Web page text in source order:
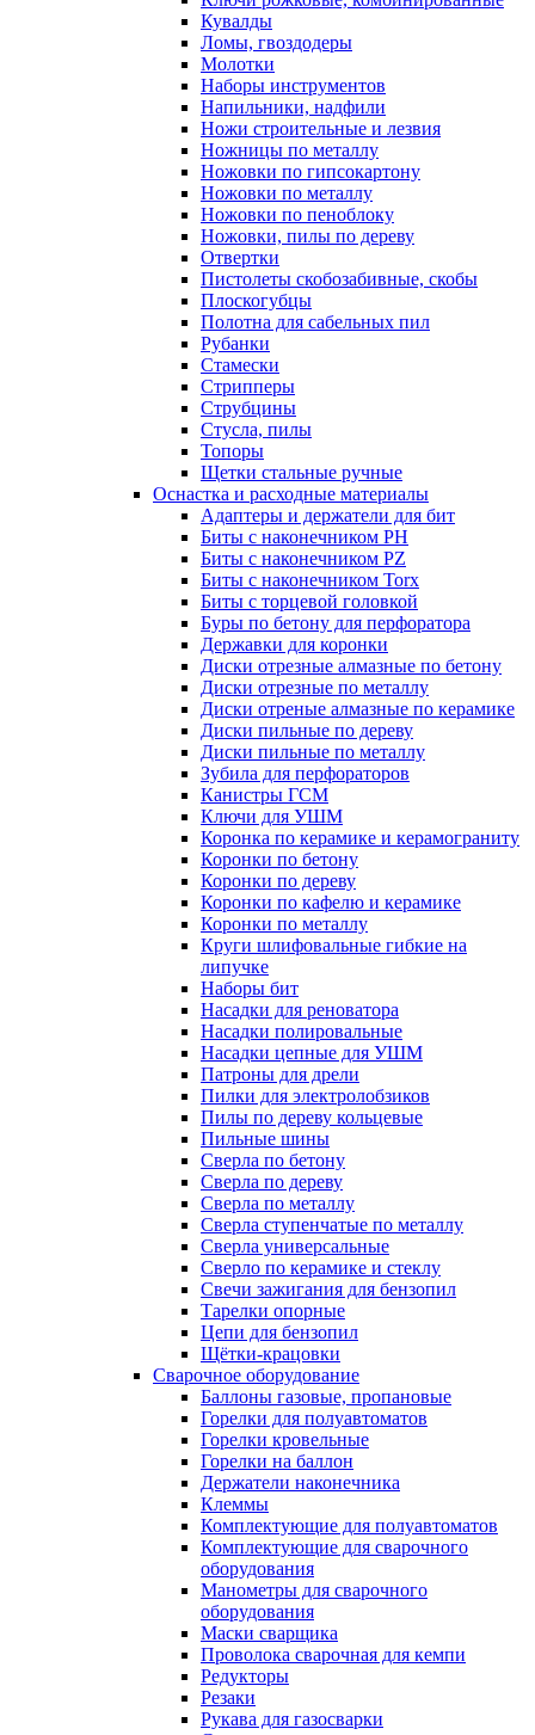
Кувалды
Ломы, гвоздодеры
Молотки
Наборы инструментов
Напильники, надфили
Ножи строительные и лезвия
Ножницы по металлу
Ножовки по гипсокартону
Ножовки по металлу
Ножовки по пеноблоку
Ножовки, пилы по дереву
Отвертки
Пистолеты скобозабивные, скобы
Плоскогубцы
Полотна для сабельных пил
Рубанки
Стамески
Стрипперы
Струбцины
Стусла, пилы
Топоры
Щетки стальные ручные
Оснастка и расходные материалы
Адаптеры и держатели для бит
Биты с наконечником PH
Биты с наконечником PZ
Биты с наконечником Torx
Биты с торцевой головкой
Буры по бетону для перфоратора
Державки для коронки
Диски отрезные алмазные по бетону
Диски отрезные по металлу
Диски отреные алмазные по керамике
Диски пильные по дереву
Диски пильные по металлу
Зубила для перфораторов
Канистры ГСМ
Ключи для УШМ
Коронка по керамике и керамограниту
Коронки по бетону
Коронки по дереву
Коронки по кафелю и керамике
Коронки по металлу
Круги шлифовальные гибкие на
липучке
Наборы бит
Насадки для реноватора
Насадки полировальные
Насадки цепные для УШМ
Патроны для дрели
Пилки для электролобзиков
Пилы по дереву кольцевые
Пильные шины
Сверла по бетону
Сверла по дереву
Сверла по металлу
Сверла ступенчатые по металлу
Сверла универсальные
Сверло по керамике и стеклу
Свечи зажигания для бензопил
Тарелки опорные
Цепи для бензопил
Щётки-крацовки
Сварочное оборудование
Баллоны газовые, пропановые
Горелки для полуавтоматов
Горелки кровельные
Горелки на баллон
Держатели наконечника
Клеммы
Комплектующие для полуавтоматов
Комплектующие для сварочного
оборудования
Манометры для сварочного
оборудования
Маски сварщика
Проволока сварочная для кемпи
Редукторы
Резаки
Рукава для газосварки